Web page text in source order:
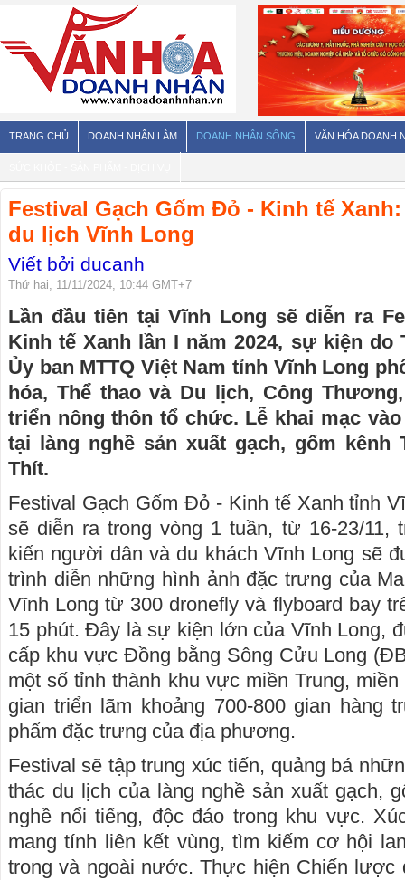
TRANG CHỦ DOANH NHÂN LÀM DOANH NHÂN SỐNG VĂN HÓA DOANH
Festival Gạch Gốm Đỏ - Kinh tế
du lịch Vĩnh Long
Viết bởi ducanh
Thứ hai, 11/11/2024, 10:44 GMT+7
Lần đầu tiên tại Vĩnh Long sẽ diễn ra
Kinh tế Xanh lần I năm 2024, sự kiện do
Ủy ban MTTQ Việt Nam tỉnh Vĩnh Long
hóa, Thể thao và Du lịch, Công
triển nông thôn tổ chức. Lễ khai mạc
tại làng nghề sản xuất gạch, gốm kênh
Thít.
Festival Gạch Gốm Đỏ - Kinh tế Xanh tỉnh
sẽ diễn ra trong vòng 1 tuần, từ 16-23/11,
kiến người dân và du khách Vĩnh Long sẽ
trình diễn những hình ảnh đặc trưng của
Vĩnh Long từ 300 dronefly và flyboard bay
15 phút. Đây là sự kiện lớn của Vĩnh Long,
cấp khu vực Đồng bằng Sông Cửu Long
một số tỉnh thành khu vực miền Trung,
gian triển lãm khoảng 700-800 gian hàng
phẩm đặc trưng của địa phương.
Festival sẽ tập trung xúc tiến, quảng bá
thác du lịch của làng nghề sản xuất gạch,
nghề nổi tiếng, độc đáo trong khu vực.
mang tính liên kết vùng, tìm kiếm cơ hội
trong và ngoài nước. Thực hiện Chiến lược